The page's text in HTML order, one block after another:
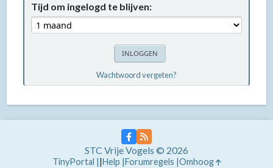
Tijd om ingelogd te blijven:
Wachtwoord vergeten?
STC Vrije Vogels © 2026
TinyPortal |Help Forumregels Omhoog